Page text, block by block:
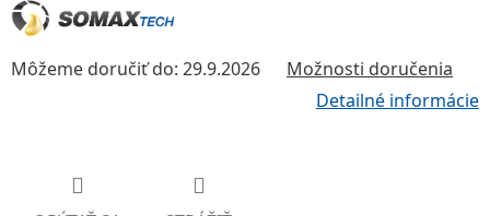
Môžeme doručiť do: 29.9.2026 Možnosti doručenia
Detailné informácie